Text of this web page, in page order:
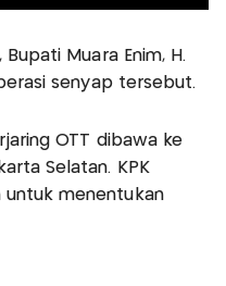
Muara Enim, H.
senyap tersebut.
OTT dibawa ke
Selatan. KPK
untuk menentukan